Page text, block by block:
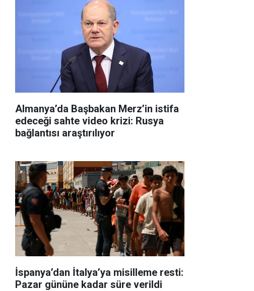
Almanya’da Başbakan Merz’in istifa
edeceği sahte video krizi: Rusya
bağlantısı araştırılıyor
İspanya’dan İtalya’ya misilleme resti:
Pazar gününe kadar süre verildi